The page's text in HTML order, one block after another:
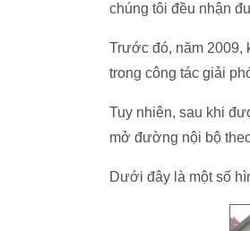
chúng tôi đều nhận
Trước đó, năm 2009,
trong công tác giải
Tuy nhiên, sau khi
mở đường nội bộ
Dưới đây là một số